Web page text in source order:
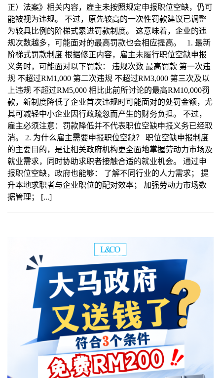
正）法案》相关内容，雇主未按照规定申报职位空缺，仍可
能被视为违规。 不过，原先较高的一次性罚款建议已调整
为较具比例的阶梯式累进罚款制度。 这意味着，企业的违
规次数越多，可能面对的最高罚款也会相应提高。 1. 最新
阶梯式罚款制度 根据修正内容，雇主未履行职位空缺申报
义务时，可能面对以下罚款： 违规次数 最高罚款 第一次违
规 不超过RM1,000 第二次违规 不超过RM3,000 第三次及以
上违规 不超过RM5,000 相比此前所讨论的最高RM10,000罚
款，新制度降低了企业首次违规时可能面对的处罚金额，尤
其可减轻中小企业因行政疏忽而产生的财务负担。 不过，
雇主必须注意：罚款降低并不代表职位空缺申报义务已经取
消。 2. 为什么雇主需要申报职位空缺？ 职位空缺申报制度
的主要目的，是让相关政府机构更全面地掌握劳动力市场及
就业需求，同时协助求职者接触合适的就业机会。 通过申
报职位空缺，政府也能够： 了解不同行业的人力需求； 提
升本地求职者与企业职位的配对效率； 加强劳动力市场数
据管理； [...]